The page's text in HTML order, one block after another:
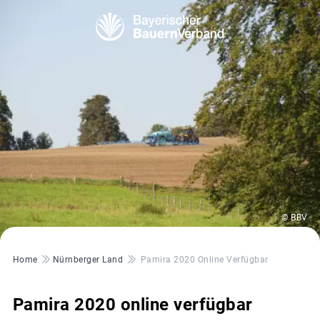
© BBV
Pfadnavigation
Home Nürnberger Land Pamira 2020 Online Verfügbar
Pamira 2020 online verfügbar